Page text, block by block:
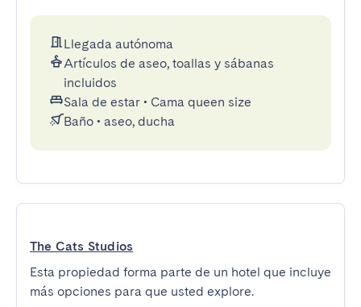
Llegada autónoma
Artículos de aseo, toallas y sábanas
incluidos
Sala de estar • Cama queen size
Baño • aseo, ducha
The Cats Studios
Esta propiedad forma parte de un hotel que incluye
más opciones para que usted explore.